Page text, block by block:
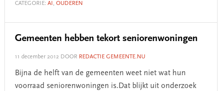
CATEGORIE: AI , OUDEREN
Gemeenten hebben tekort seniorenwoningen
11 december 2012DOOR REDACTIE GEMEENTE.NU
Bijna de helft van de gemeenten weet niet wat hun
voorraad seniorenwoningen is.Dat blijkt uit onderzoek